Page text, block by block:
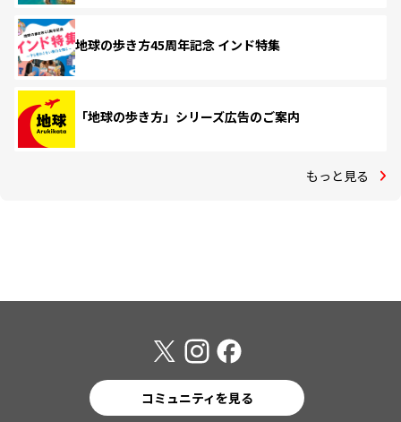
地球の歩き方45周年記念 インド特集
「地球の歩き方」シリーズ広告のご案内
もっと見る
コミュニティを見る